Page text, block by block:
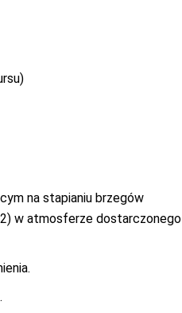
na stapianiu brzegów
w atmosferze dostarczonego